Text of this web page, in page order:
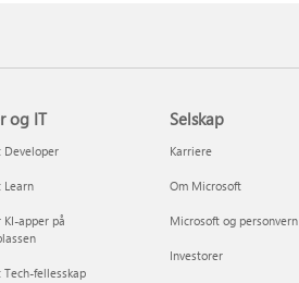
og IT
Developer
Learn
apper på
fellesskap
Selskap
Karriere
Om Microsoft
Microsoft og personvern
Investorer